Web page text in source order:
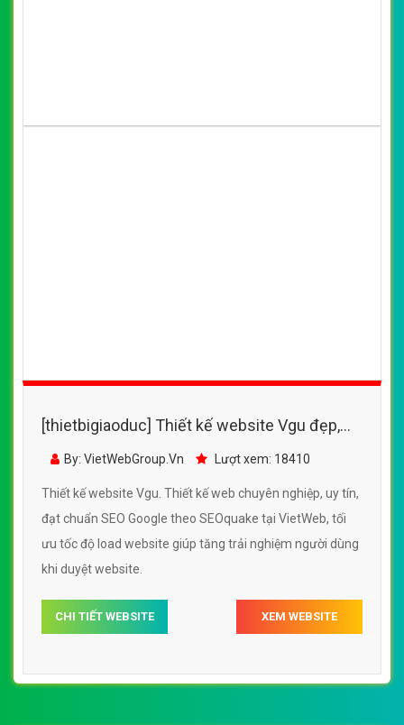
[thietbigiaoduc] Thiết kế website Vgu đẹp,
chuyên nghiệp chuẩn SEO
By: VietWebGroup.Vn Lượt xem: 18410
Thiết kế website Vgu. Thiết kế web chuyên nghiệp, uy tín,
đạt chuẩn SEO Google theo SEOquake tại VietWeb, tối
ưu tốc độ load website giúp tăng trải nghiệm người dùng
khi duyệt website.
CHI TIẾT WEBSITE XEM WEBSITE